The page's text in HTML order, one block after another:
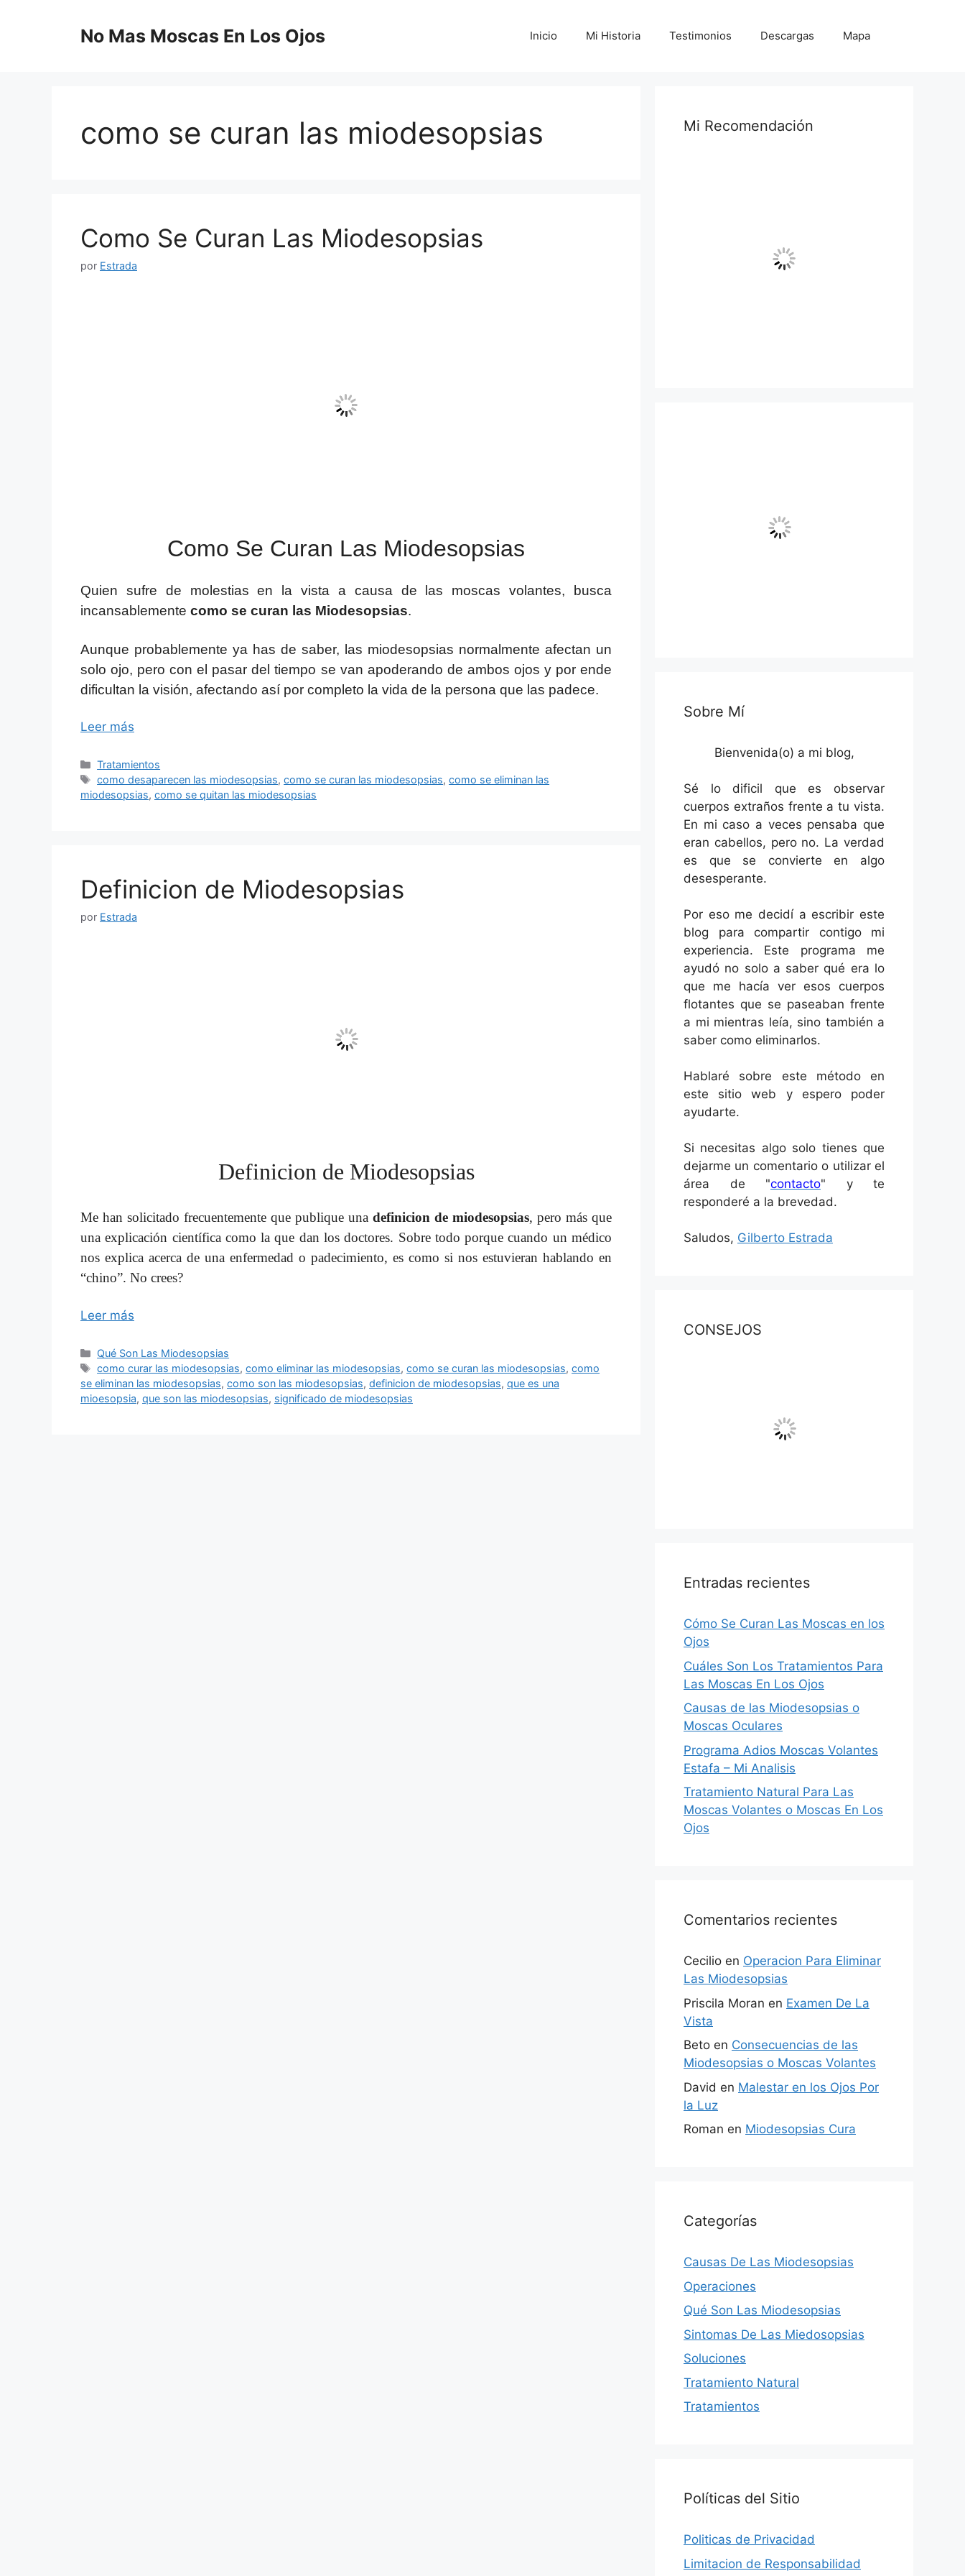
No Mas Moscas En Los Ojos Inicio Mi Historia Testimonios Descargas Mapa
como se curan las miodesopsias
Como Se Curan Las Miodesopsias
por Estrada
Como Se Curan Las Miodesopsias
Quien sufre de molestias en la vista a causa de las moscas volantes, busca
incansablemente como se curan las Miodesopsias.
Aunque probablemente ya has de saber, las miodesopsias normalmente afectan un
solo ojo, pero con el pasar del tiempo se van apoderando de ambos ojos y por ende
dificultan la visión, afectando así por completo la vida de la persona que las padece.
Leer más
Categorías
Tratamientos
Etiquetas
como desaparecen las miodesopsias,como se curan las miodesopsias,como se eliminan las
miodesopsias, como se quitan las miodesopsias
Definicion de Miodesopsias
por Estrada
Definicion de Miodesopsias
Me han solicitado frecuentemente que publique una definicion de miodesopsias, pero más que
una explicación científica como la que dan los doctores. Sobre todo porque cuando un médico
nos explica acerca de una enfermedad o padecimiento, es como si nos estuvieran hablando en
“chino”. No crees?
Leer más
Categorías
Qué Son Las Miodesopsias
Etiquetas
como curar las miodesopsias,como eliminar las miodesopsias,como se curan las miodesopsias,como
se eliminan las miodesopsias, como son las miodesopsias, definicion de miodesopsias, que es una
mioesopsia, que son las miodesopsias, significado de miodesopsias
Mi Recomendación
Sobre Mí
Bienvenida(o) a mi blog,
Sé lo dificil que es observar
cuerpos extraños frente a tu vista.
En mi caso a veces pensaba que
eran cabellos, pero no. La verdad
es que se convierte en algo
desesperante.
Por eso me decidí a escribir este
blog para compartir contigo mi
experiencia. Este programa me
ayudó no solo a saber qué era lo
que me hacía ver esos cuerpos
flotantes que se paseaban frente
a mi mientras leía, sino también a
saber como eliminarlos.
Hablaré sobre este método en
este sitio web y espero poder
ayudarte.
Si necesitas algo solo tienes que
dejarme un comentario o utilizar el
área de "contacto" y te
responderé a la brevedad.
Saludos, Gilberto Estrada
CONSEJOS
Entradas recientes
Cómo Se Curan Las Moscas en los
Ojos
Cuáles Son Los Tratamientos Para
Las Moscas En Los Ojos
Causas de las Miodesopsias o
Moscas Oculares
Programa Adios Moscas Volantes
Estafa – Mi Analisis
Tratamiento Natural Para Las
Moscas Volantes o Moscas En Los
Ojos
Comentarios recientes
Cecilio en Operacion Para Eliminar
Las Miodesopsias
Priscila Moran en Examen De La
Vista
Beto en Consecuencias de las
Miodesopsias o Moscas Volantes
David en Malestar en los Ojos Por
la Luz
Roman en Miodesopsias Cura
Categorías
Causas De Las Miodesopsias
Operaciones
Qué Son Las Miodesopsias
Sintomas De Las Miedosopsias
Soluciones
Tratamiento Natural
Tratamientos
Políticas del Sitio
Politicas de Privacidad
Limitacion de Responsabilidad